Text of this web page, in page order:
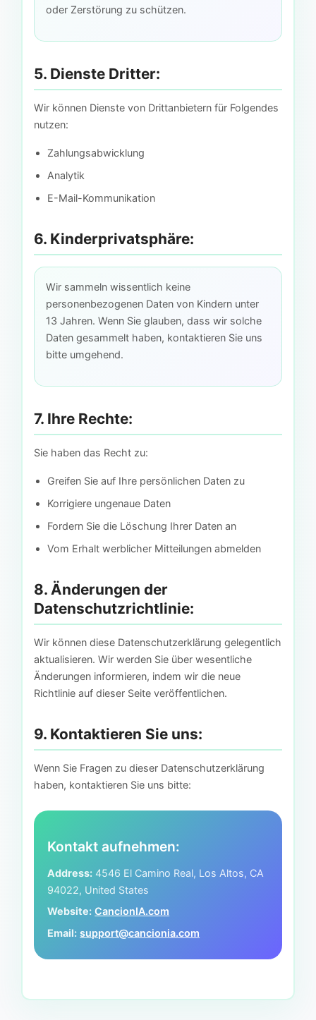
oder Zerstörung zu schützen.
5. Dienste Dritter:
Wir können Dienste von Drittanbietern für Folgendes
nutzen:
Zahlungsabwicklung
Analytik
E-Mail-Kommunikation
6. Kinderprivatsphäre:
Wir sammeln wissentlich keine
personenbezogenen Daten von Kindern unter
13 Jahren. Wenn Sie glauben, dass wir solche
Daten gesammelt haben, kontaktieren Sie uns
bitte umgehend.
7. Ihre Rechte:
Sie haben das Recht zu:
Greifen Sie auf Ihre persönlichen Daten zu
Korrigiere ungenaue Daten
Fordern Sie die Löschung Ihrer Daten an
Vom Erhalt werblicher Mitteilungen abmelden
8. Änderungen der
Datenschutzrichtlinie:
Wir können diese Datenschutzerklärung gelegentlich
aktualisieren. Wir werden Sie über wesentliche
Änderungen informieren, indem wir die neue
Richtlinie auf dieser Seite veröffentlichen.
9. Kontaktieren Sie uns:
Wenn Sie Fragen zu dieser Datenschutzerklärung
haben, kontaktieren Sie uns bitte:
Kontakt aufnehmen:
Address: 4546 El Camino Real, Los Altos, CA
94022, United States
Website: CancionIA.com
Email: support@cancionia.com